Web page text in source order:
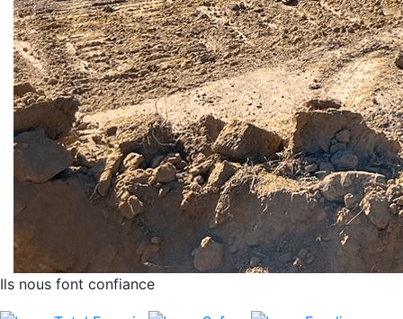
Ils nous font confiance